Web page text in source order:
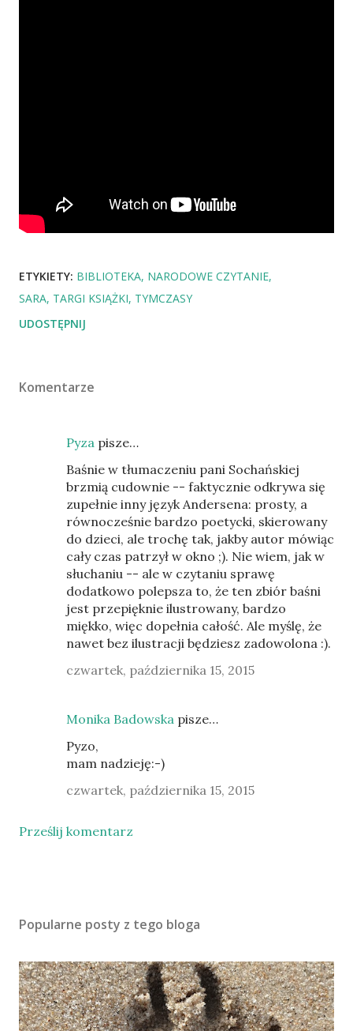
ETYKIETY: BIBLIOTEKA NARODOWE CZYTANIE
SARA TARGI KSIĄŻKI TYMCZASY
UDOSTĘPNIJ
Komentarze
Pyza pisze…
Baśnie w tłumaczeniu pani Sochańskiej
brzmią cudownie -- faktycznie odkrywa się
zupełnie inny język Andersena: prosty, a
równocześnie bardzo poetycki, skierowany
do dzieci, ale trochę tak, jakby autor mówiąc
cały czas patrzył w okno ;). Nie wiem, jak w
słuchaniu -- ale w czytaniu sprawę
dodatkowo polepsza to, że ten zbiór baśni
jest przepięknie ilustrowany, bardzo
miękko, więc dopełnia całość. Ale myślę, że
nawet bez ilustracji będziesz zadowolona :).
czwartek, października 15, 2015
Monika Badowska pisze…
Pyzo,
mam nadzieję:-)
czwartek, października 15, 2015
Prześlij komentarz
Popularne posty z tego bloga